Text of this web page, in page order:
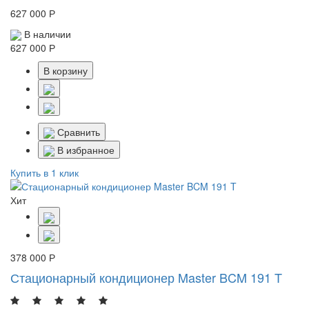
627 000 Р
В наличии
627 000 Р
В корзину
Сравнить
В избранное
Купить в 1 клик
Хит
378 000 Р
Стационарный кондиционер Master BCM 191 T